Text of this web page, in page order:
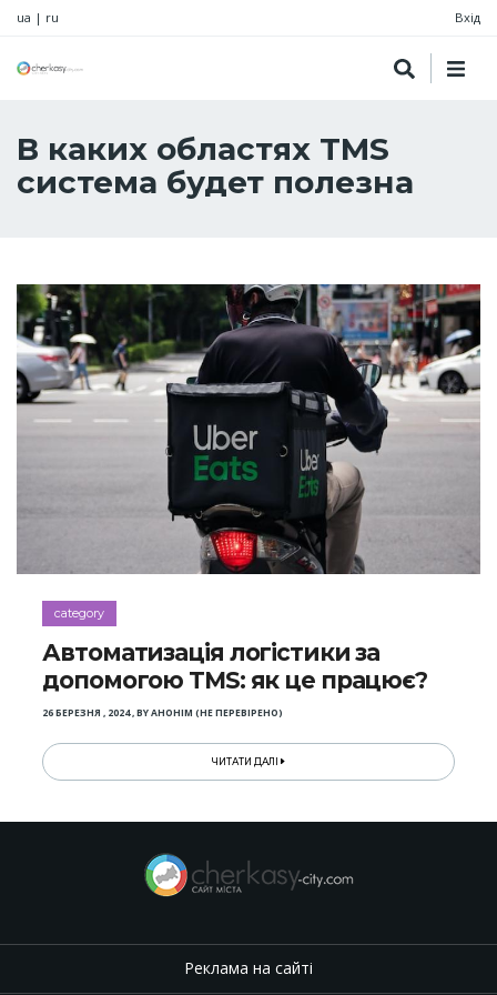
ua | ru Вхід
В каких областях TMS
система будет полезна
category
Автоматизація логістики за
допомогою TMS: як це працює?
26 БЕРЕЗНЯ , 2024,BYАНОНІМ (НЕ ПЕРЕВІРЕНО)
ЧИТАТИ ДАЛІ
Реклама на сайті